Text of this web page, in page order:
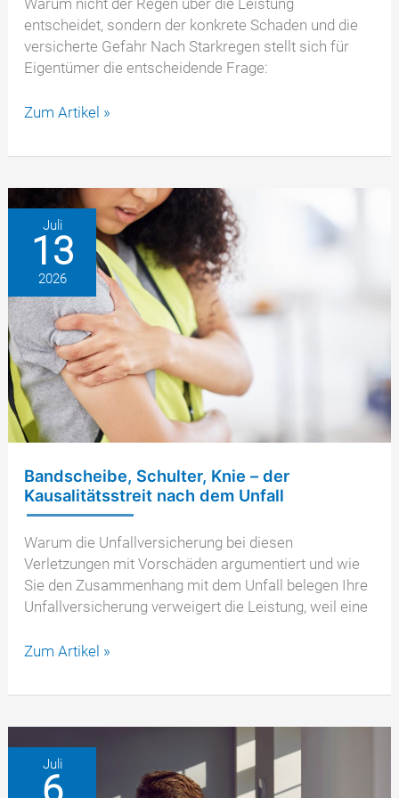
entscheidet, sondern der konkrete Schaden und die
versicherte Gefahr Nach Starkregen stellt sich für
Eigentümer die entscheidende Frage:
Wohngebäudeversicherung
Starkregen
zahlt
der
Versicherer,
wann
nicht?
Zum Artikel »
Juli
13
2026
Bandscheibe, Schulter, Knie – der
Kausalitätsstreit nach dem Unfall
Warum die Unfallversicherung bei diesen
Verletzungen mit Vorschäden argumentiert und wie
Sie den Zusammenhang mit dem Unfall belegen Ihre
Unfallversicherung verweigert die Leistung, weil eine
Bandscheibe,
Knie
Kausalitätsstreit
nach
Zum Artikel »
Juli